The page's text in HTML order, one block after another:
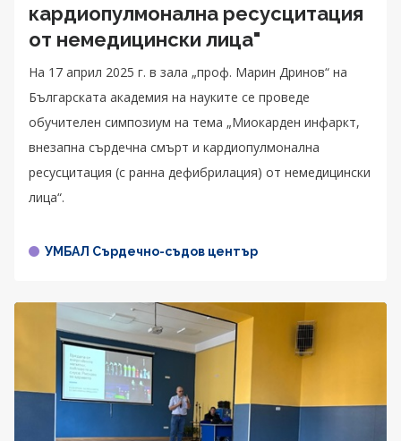
кардиопулмонална ресусцитация
от немедицински лица"
На 17 април 2025 г. в зала „проф. Марин Дринов“ на
Българската академия на науките се проведе
обучителен симпозиум на тема „Миокарден инфаркт,
внезапна сърдечна смърт и кардиопулмонална
ресусцитация (с ранна дефибрилация) от немедицински
лица“.
УМБАЛ Сърдечно-съдов център